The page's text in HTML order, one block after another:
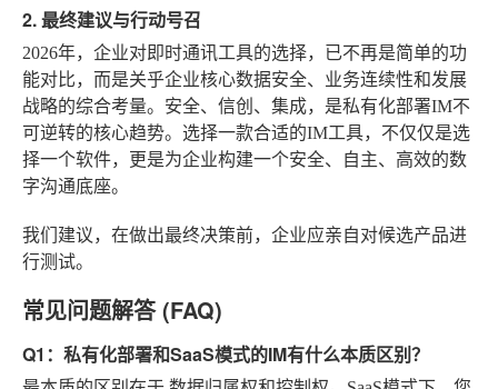
2. 最终建议与行动号召
2026年，企业对即时通讯工具的选择，已不再是简单的功
能对比，而是关乎企业核心数据安全、业务连续性和发展
战略的综合考量。安全、信创、集成，是私有化部署IM不
可逆转的核心趋势。选择一款合适的IM工具，不仅仅是选
择一个软件，更是为企业构建一个安全、自主、高效的数
字沟通底座。
我们建议，在做出最终决策前，企业应亲自对候选产品进
行测试。
常见问题解答 (FAQ)
Q1：私有化部署和SaaS模式的IM有什么本质区别？